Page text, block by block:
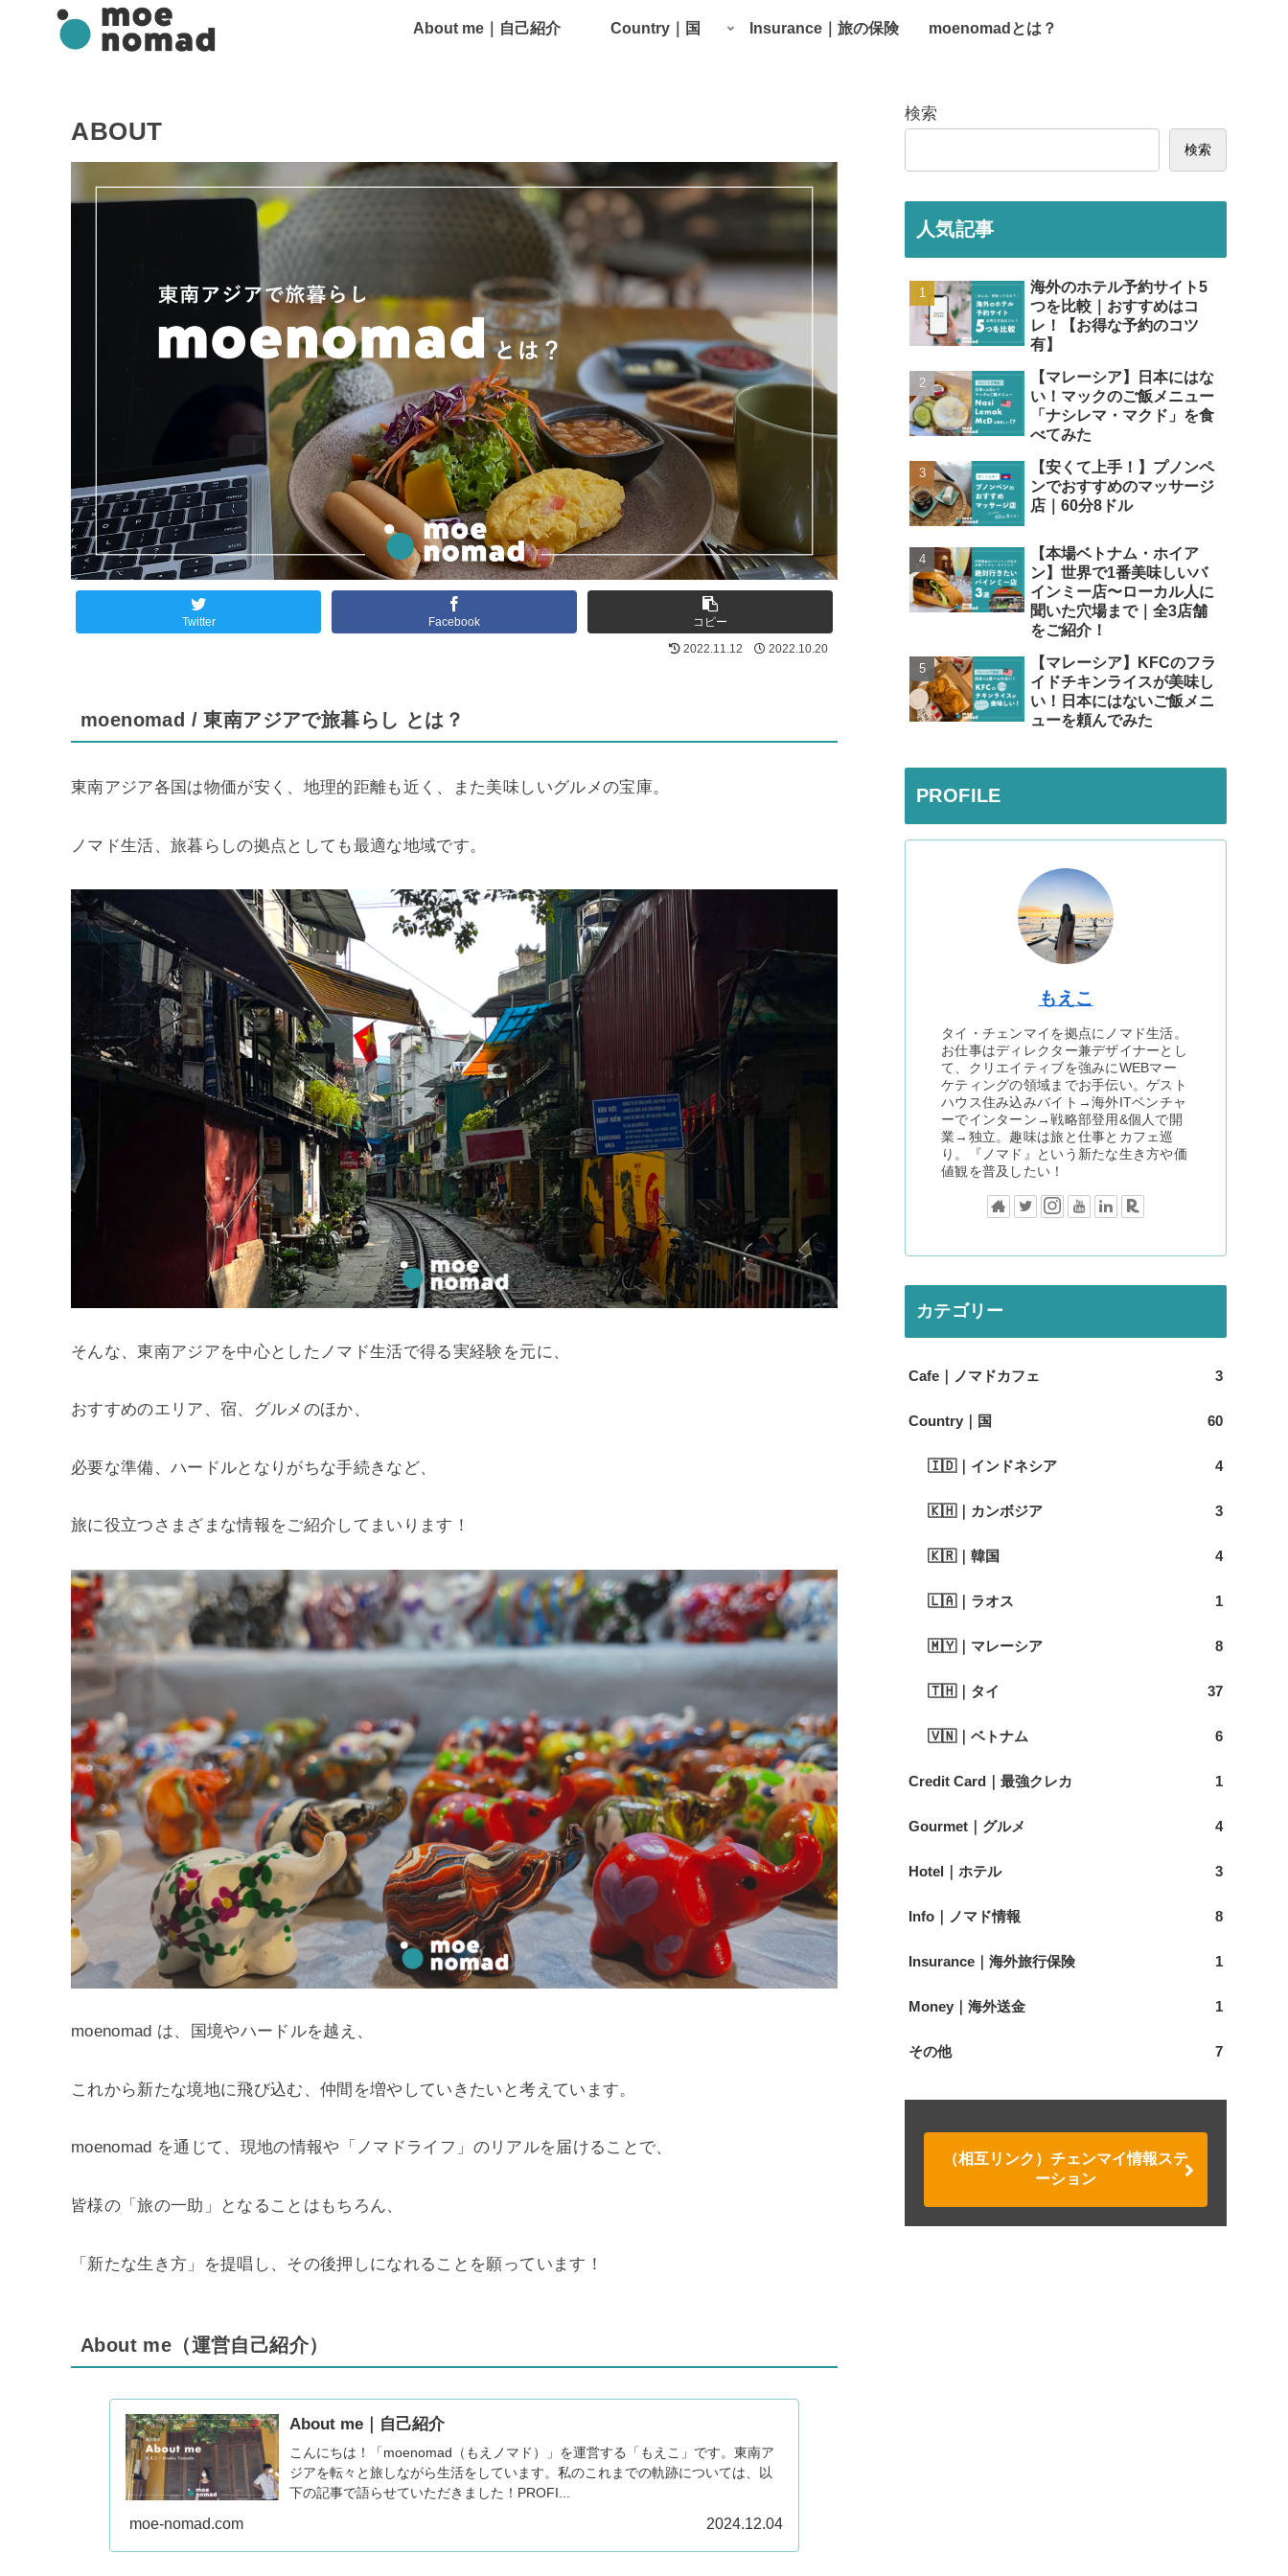
About me｜自己紹介 Country｜国 Insurance｜旅の保険 moenomadとは？
ABOUT
Twitter Facebook
コピー
2022.11.12
2022.10.20
moenomad / 東南アジアで旅暮らし とは？
東南アジア各国は物価が安く、地理的距離も近く、また美味しいグルメの宝庫。
ノマド生活、旅暮らしの拠点としても最適な地域です。
そんな、東南アジアを中心としたノマド生活で得る実経験を元に、
おすすめのエリア、宿、グルメのほか、
必要な準備、ハードルとなりがちな手続きなど、
旅に役立つさまざまな情報をご紹介してまいります！
moenomad は、国境やハードルを越え、
これから新たな境地に飛び込む、仲間を増やしていきたいと考えています。
moenomad を通じて、現地の情報や「ノマドライフ」のリアルを届けることで、
皆様の「旅の一助」となることはもちろん、
「新たな生き方」を提唱し、その後押しになれることを願っています！
About me（運営自己紹介）
About me｜自己紹介
こんにちは！「moenomad（もえノマド）」を運営する「もえこ」です。東南ア
ジアを転々と旅しながら生活をしています。私のこれまでの軌跡については、以
下の記事で語らせていただきました！PROFI...
moe-nomad.com 2024.12.04
検索
検索
人気記事
海外のホテル予約サイト5
つを比較｜おすすめはコ
レ！【お得な予約のコツ
有】
【マレーシア】日本にはな
い！マックのご飯メニュー
「ナシレマ・マクド」を食
べてみた
【安くて上手！】プノンペ
ンでおすすめのマッサージ
店｜60分8ドル
【本場ベトナム・ホイア
ン】世界で1番美味しいバ
インミー店〜ローカル人に
聞いた穴場まで｜全3店舗
をご紹介！
【マレーシア】KFCのフラ
イドチキンライスが美味し
い！日本にはないご飯メニ
ューを頼んでみた
PROFILE
もえこ
タイ・チェンマイを拠点にノマド生活。
お仕事はディレクター兼デザイナーとし
て、クリエイティブを強みにWEBマー
ケティングの領域までお手伝い。ゲスト
ハウス住み込みバイト→海外ITベンチャ
ーでインターン→戦略部登用&個人で開
業→独立。趣味は旅と仕事とカフェ巡
り。『ノマド』という新たな生き方や価
値観を普及したい！
カテゴリー
Cafe｜ノマドカフェ 3
Country｜国 60
🇮🇩｜インドネシア 4
🇰🇭｜カンボジア 3
🇰🇷｜韓国 4
🇱🇦｜ラオス 1
🇲🇾｜マレーシア 8
🇹🇭｜タイ 37
🇻🇳｜ベトナム 6
Credit Card｜最強クレカ 1
Gourmet｜グルメ 4
Hotel｜ホテル 3
Info｜ノマド情報 8
Insurance｜海外旅行保険 1
Money｜海外送金 1
その他 7
（相互リンク）チェンマイ情報ステ
ーション